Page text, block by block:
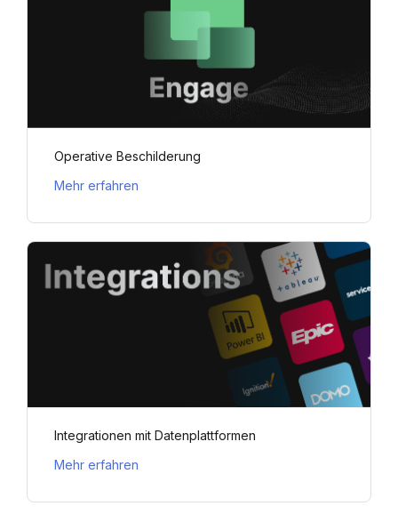
Operative Beschilderung
Mehr erfahren
Integrationen mit Datenplattformen
Mehr erfahren